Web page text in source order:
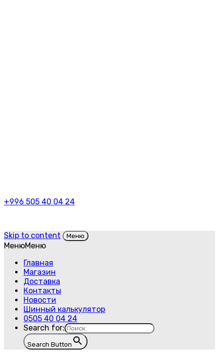
+996 505 40 04 24
Skip to content Меню
МенюМеню
Главная
Магазин
Доставка
Контакты
Новости
Шинный калькулятор
0505 40 04 24
Search for:
Search Button